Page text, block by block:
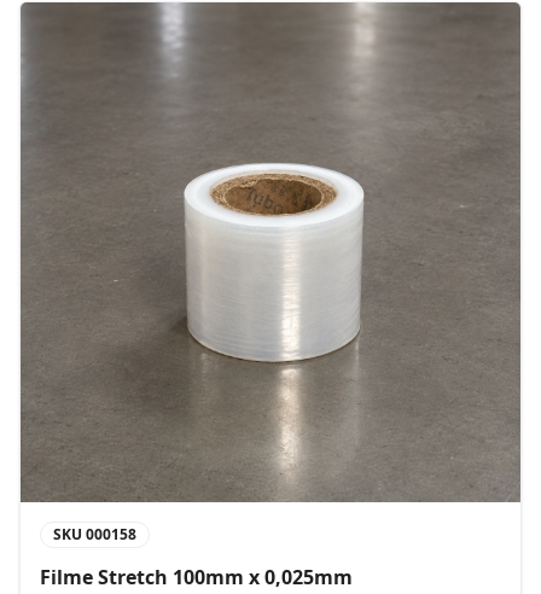
SKU 000158
Filme Stretch 100mm x 0,025mm